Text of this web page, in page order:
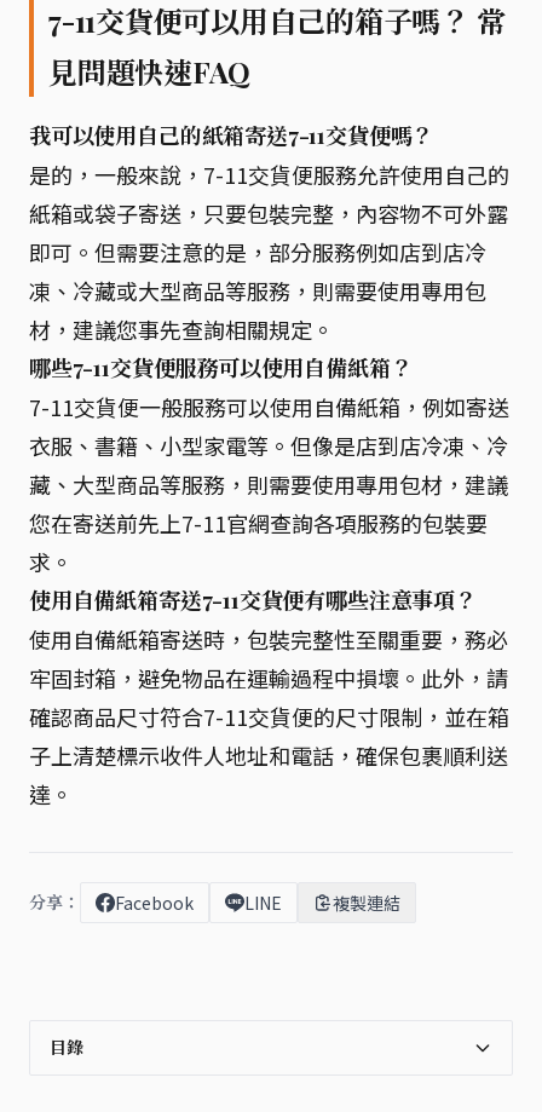
7-11交貨便可以用自己的箱子嗎？ 常
見問題快速FAQ
我可以使用自己的紙箱寄送7-11交貨便嗎？
是的，一般來說，7-11交貨便服務允許使用自己的
紙箱或袋子寄送，只要包裝完整，內容物不可外露
即可。但需要注意的是，部分服務例如店到店冷
凍、冷藏或大型商品等服務，則需要使用專用包
材，建議您事先查詢相關規定。
哪些7-11交貨便服務可以使用自備紙箱？
7-11交貨便一般服務可以使用自備紙箱，例如寄送
衣服、書籍、小型家電等。但像是店到店冷凍、冷
藏、大型商品等服務，則需要使用專用包材，建議
您在寄送前先上7-11官網查詢各項服務的包裝要
求。
使用自備紙箱寄送7-11交貨便有哪些注意事項？
使用自備紙箱寄送時，包裝完整性至關重要，務必
牢固封箱，避免物品在運輸過程中損壞。此外，請
確認商品尺寸符合7-11交貨便的尺寸限制，並在箱
子上清楚標示收件人地址和電話，確保包裹順利送
達。
分享： Facebook LINE 複製連結
目錄